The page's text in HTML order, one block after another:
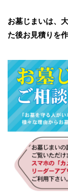
お墓じまいは、
た後お見積りを